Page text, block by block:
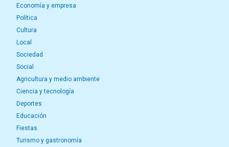
Economía y empresa
Política
Cultura
Local
Sociedad
Social
Agricultura y medio ambiente
Ciencia y tecnología
Deportes
Educación
Fiestas
Turismo y gastronomía